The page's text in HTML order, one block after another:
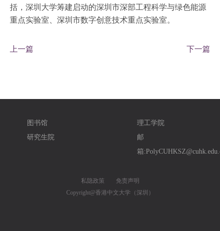
括，深圳大学筹建启动的深圳市深部工程科学与绿色能源
重点实验室、深圳市数字创意技术重点实验室。
上一篇 下一篇
图书馆
理工学院
研究生院
邮
箱
私隐政策
免责声明
Copyright@香港中文大学（深圳）